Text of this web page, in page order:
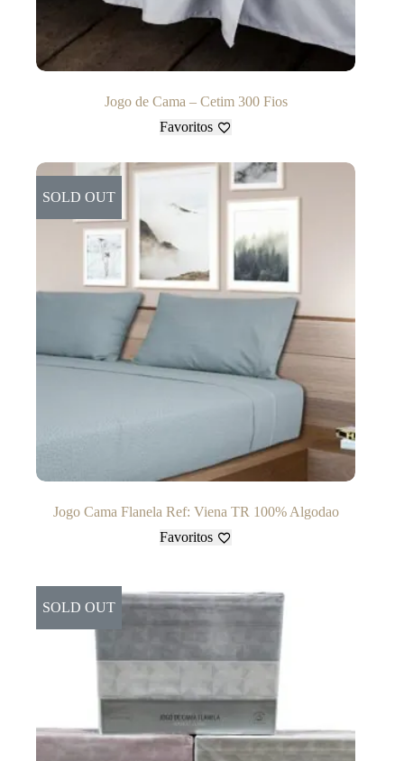
Jogo de Cama – Cetim 300 Fios
Favoritos
SOLD OUT
Jogo Cama Flanela Ref: Viena TR 100% Algodao
Favoritos
SOLD OUT